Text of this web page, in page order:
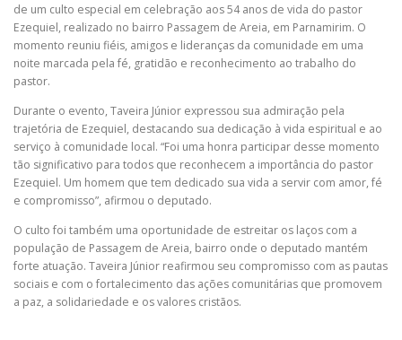
de um culto especial em celebração aos 54 anos de vida do pastor
Ezequiel, realizado no bairro Passagem de Areia, em Parnamirim. O
momento reuniu fiéis, amigos e lideranças da comunidade em uma
noite marcada pela fé, gratidão e reconhecimento ao trabalho do
pastor.
Durante o evento, Taveira Júnior expressou sua admiração pela
trajetória de Ezequiel, destacando sua dedicação à vida espiritual e ao
serviço à comunidade local. “Foi uma honra participar desse momento
tão significativo para todos que reconhecem a importância do pastor
Ezequiel. Um homem que tem dedicado sua vida a servir com amor, fé
e compromisso”, afirmou o deputado.
O culto foi também uma oportunidade de estreitar os laços com a
população de Passagem de Areia, bairro onde o deputado mantém
forte atuação. Taveira Júnior reafirmou seu compromisso com as pautas
sociais e com o fortalecimento das ações comunitárias que promovem
a paz, a solidariedade e os valores cristãos.